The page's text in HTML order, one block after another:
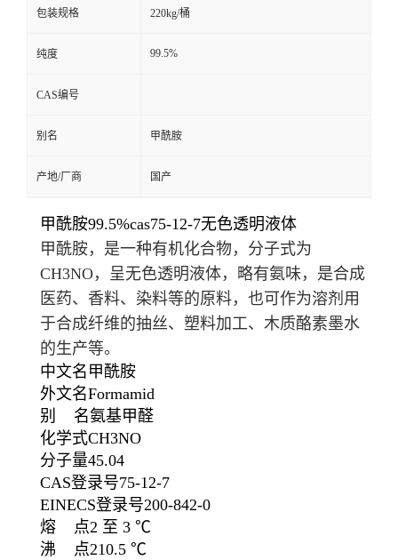
包装规格 220kg/桶
纯度 99.5%
CAS编号
别名 甲酰胺
产地/厂商 国产
甲酰胺99.5%cas75-12-7无色透明液体
甲酰胺，是一种有机化合物，分子式为
CH3NO，呈无色透明液体，略有氨味，是合成
医药、香料、染料等的原料，也可作为溶剂用
于合成纤维的抽丝、塑料加工、木质酪素墨水
的生产等。
中文名 甲酰胺
外文名Formamid
别 名氨基甲醛
化学式CH3NO
分子量45.04
CAS登录号75-12-7
EINECS登录号200-842-0
熔 点2 至 3 ℃
沸 点210.5 ℃